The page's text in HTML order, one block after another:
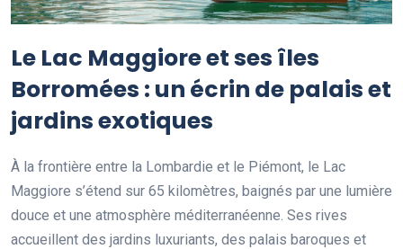
Le Lac Maggiore et ses îles
Borromées : un écrin de palais et
jardins exotiques
À la frontière entre la Lombardie et le Piémont, le Lac
Maggiore s’étend sur 65 kilomètres, baignés par une lumière
douce et une atmosphère méditerranéenne. Ses rives
accueillent des jardins luxuriants, des palais baroques et